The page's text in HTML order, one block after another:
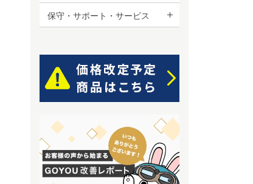
保守・サポート・サービス